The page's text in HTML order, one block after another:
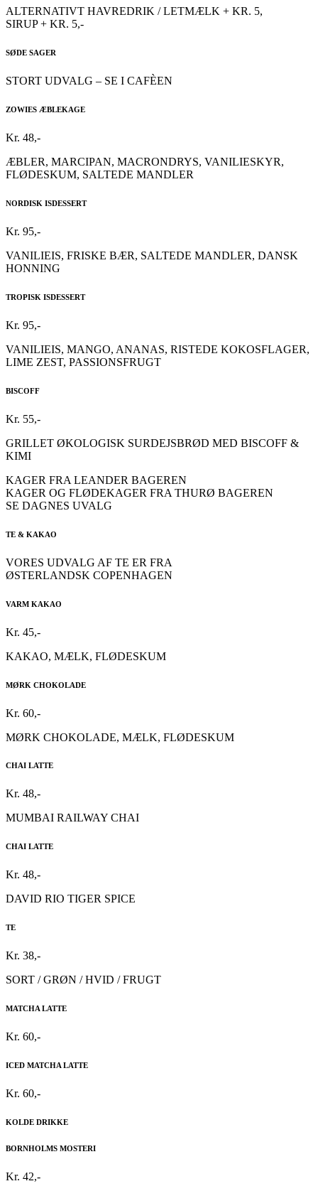
ALTERNATIVT HAVREDRIK / LETMÆLK + KR. 5,
SIRUP + KR. 5,-
SØDE SAGER
STORT UDVALG – SE I CAFÈEN
ZOWIES ÆBLEKAGE
Kr. 48,-
ÆBLER, MARCIPAN, MACRONDRYS, VANILIESKYR,
FLØDESKUM, SALTEDE MANDLER
NORDISK ISDESSERT
Kr. 95,-
VANILIEIS, FRISKE BÆR, SALTEDE MANDLER, DANSK
HONNING
TROPISK ISDESSERT
Kr. 95,-
VANILIEIS, MANGO, ANANAS, RISTEDE KOKOSFLAGER,
LIME ZEST, PASSIONSFRUGT
BISCOFF
Kr. 55,-
GRILLET ØKOLOGISK SURDEJSBRØD MED BISCOFF &
KIMI
KAGER FRA LEANDER BAGEREN
KAGER OG FLØDEKAGER FRA THURØ BAGEREN
SE DAGNES UVALG
TE & KAKAO
VORES UDVALG AF TE ER FRA
ØSTERLANDSK COPENHAGEN
VARM KAKAO
Kr. 45,-
KAKAO, MÆLK, FLØDESKUM
MØRK CHOKOLADE
Kr. 60,-
MØRK CHOKOLADE, MÆLK, FLØDESKUM
CHAI LATTE
Kr. 48,-
MUMBAI RAILWAY CHAI
CHAI LATTE
Kr. 48,-
DAVID RIO TIGER SPICE
TE
Kr. 38,-
SORT / GRØN / HVID / FRUGT
MATCHA LATTE
Kr. 60,-
ICED MATCHA LATTE
Kr. 60,-
KOLDE DRIKKE
BORNHOLMS MOSTERI
Kr. 42,-